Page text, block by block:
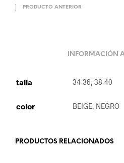
PRODUCTO ANTERIOR
INFORMACIÓN
talla 34-36, 38-40
color BEIGE, NEGRO
PRODUCTOS RELACIONADOS